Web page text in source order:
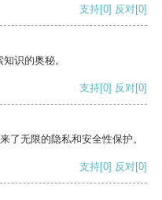
支持[0] 反对[0]
识的奥秘。
支持[0] 反对[0]
了无限的隐私和安全性保护。
支持[0] 反对[0]